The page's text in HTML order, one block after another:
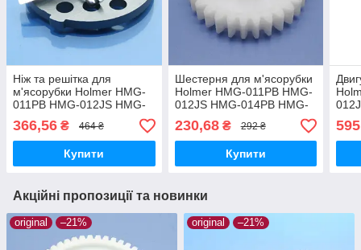
Ніж та решітка для
м'ясорубки Holmer HMG-
011PB HMG-012JS HMG-
014PB HMG-016SSW
HMG-017PSW HMG-
014PW котлетна груба
366,56 ₴ 464 ₴
Купити
Шестерня для м'ясорубки
Holmer HMG-011PB HMG-
012JS HMG-014PB HMG-
016SSW HMG-017PSW
HMG-014PW середня
оригінал
230,68₴ 292 ₴
Купити
Акційні пропозиції та новинки
original –21% original –21%